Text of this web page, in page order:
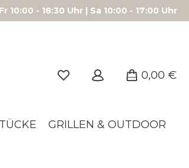
- 18:30 Uhr | Sa 10:00 - 17:00 Uhr
0,00 €
GRILLEN & OUTDOOR